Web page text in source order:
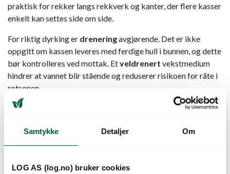
Samtykke Detaljer Om
LOG AS (log.no) bruker cookies
praktisk for rekker langs rekkverk og kanter, der flere kasser
enkelt kan settes side om side.
For riktig dyrking er dreneringavgjørende. Det er ikke
oppgitt om kassen leveres med ferdige hull i bunnen, og dette
bør kontrolleres ved mottak. Etveldrenert vekstmedium
hindrer at vannet blir stående og reduserer risikoen for råte i
rotsonen.
Nordica-serien er et robust valg for hagesentre som ønsker
kombineres gjerne med andre farger og størrelser i samme
serie, slik at kunden kan sette sammen et helhetlig oppsett.
For beste holdbarhet bør kassene lagres tørt og beskyttet